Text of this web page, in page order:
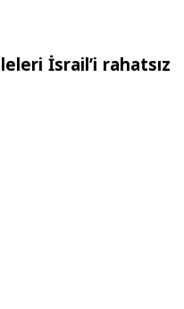
İsrail’i rahatsız